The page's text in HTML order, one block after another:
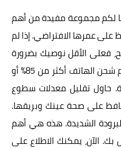
لكم مجموعة مفيدة من أهم
على عمرها الافتراضي. إذا لم
فعلى الأقل نوصيك بضرورة
عدم استخدام الشواحن التجارية وعدم شحن الهاتف أكثر من 85% أو
حاول تقليل معدلات سطوع
على صحة عينك وبريقها.
الشديدة. هذه هي أهم
بك. الآن، يمكنك الاطلاع على